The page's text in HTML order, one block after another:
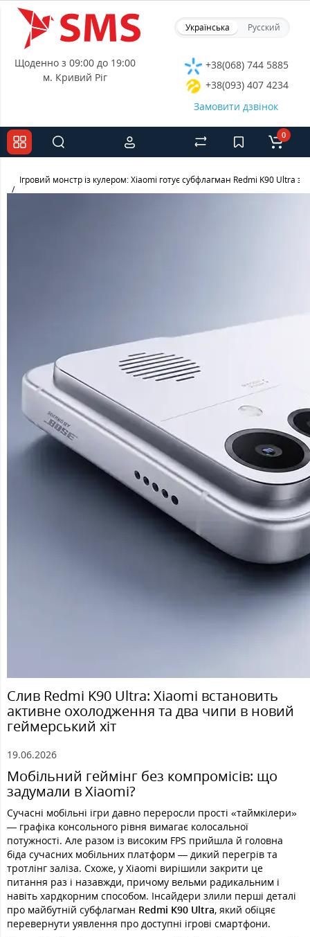
Українська Русский
Щоденно з 09:00 до 19:00
м. Кривий Ріг
+38(068) 744 5885
+38(093) 407 4234
Замовити дзвінок
0
Ігровий монстр із кулером: Xiaomi готує субфлагман Redmi K90 Ultra
Слив Redmi K90 Ultra: Xiaomi встановить
активне охолодження та два чипи в новий
геймерський хіт
19.06.2026
Мобільний геймінг без компромісів: що
задумали в Xiaomi?
Сучасні мобільні ігри давно переросли прості «таймкілери»
— графіка консольного рівня вимагає колосальної
потужності. Але разом із високим FPS прийшла й головна
біда сучасних мобільних платформ — дикий перегрів та
тротлінг заліза. Схоже, у Xiaomi вирішили закрити це
питання раз і назавжди, причому вельми радикальним і
навіть хардкорним способом. Інсайдери злили перші деталі
про майбутній субфлагман Redmi K90 Ultra, який обіцяє
перевернути уявлення про доступні ігрові смартфони.